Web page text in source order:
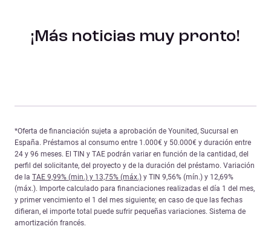
¡Más noticias muy pronto!
*Oferta de financiación sujeta a aprobación de Younited, Sucursal en
España. Préstamos al consumo entre 1.000€ y 50.000€ y duración entre
24 y 96 meses. El TIN y TAE podrán variar en función de la cantidad, del
perfil del solicitante, del proyecto y de la duración del préstamo. Variación
de la TAE 9,99% (min.) y 13,75% (máx.) y TIN 9,56% (mín.) y 12,69%
(máx.). Importe calculado para financiaciones realizadas el día 1 del mes,
y primer vencimiento el 1 del mes siguiente; en caso de que las fechas
difieran, el importe total puede sufrir pequeñas variaciones. Sistema de
amortización francés.